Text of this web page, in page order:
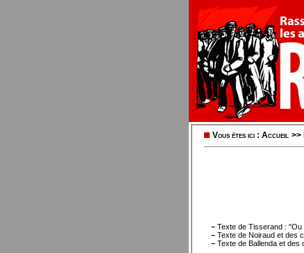
Vous êtes ici : Accueil >>
– Texte de Tisserand :
– Texte de Noiraud et des
– Texte de Ballenda et